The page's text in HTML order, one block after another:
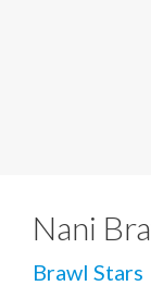
Nani
Brawl Stars